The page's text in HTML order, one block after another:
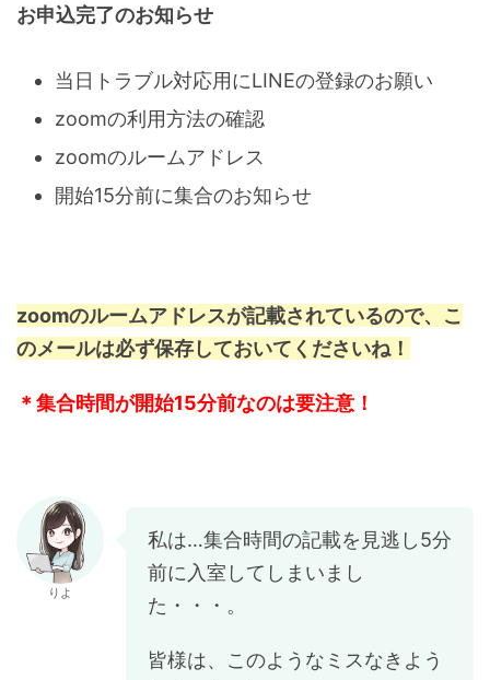
お申込完了のお知らせ
当日トラブル対応用にLINEの登録のお願い
zoomの利用方法の確認
zoomのルームアドレス
開始15分前に集合のお知らせ
zoomのルームアドレスが記載されているので、こ
のメールは必ず保存しておいてくださいね！
＊集合時間が開始15分前なのは要注意！
りよ
私は…集合時間の記載を見逃し5分
前に入室してしまいまし
た・・・。
皆様は、このようなミスなきよう